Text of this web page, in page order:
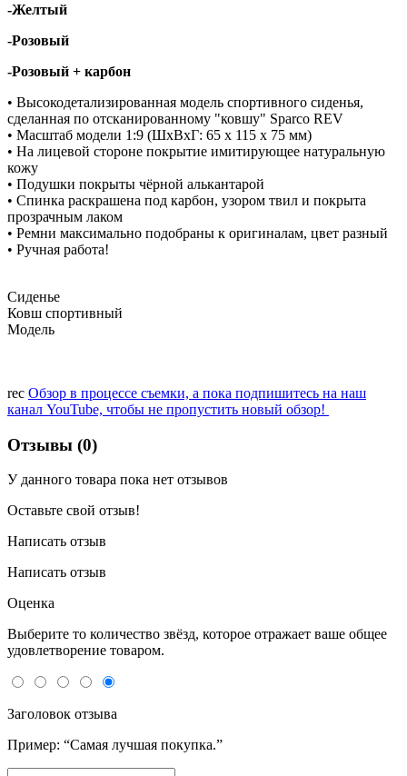
-Желтый
-Розовый
-Розовый + карбон
• Высокодетализированная модель спортивного сиденья,
сделанная по отсканированному "ковшу" Sparco REV
• Масштаб модели 1:9 (ШхВхГ: 65 х 115 х 75 мм)
• На лицевой стороне покрытие имитирующее натуральную
кожу
• Подушки покрыты чёрной алькантарой
• Спинка раскрашена под карбон, узором твил и покрыта
прозрачным лаком
• Ремни максимально подобраны к оригиналам, цвет разный
• Ручная работа!
Сиденье
Ковш спортивный
Модель
rec Обзор в процессе съемки, а пока подпишитесь на наш
канал YouTube, чтобы не пропустить новый обзор!
Отзывы (0)
У данного товара пока нет отзывов
Оставьте свой отзыв!
Написать отзыв
Написать отзыв
Оценка
Выберите то количество звёзд, которое отражает ваше общее
удовлетворение товаром.
Заголовок отзыва
Пример: “Самая лучшая покупка.”